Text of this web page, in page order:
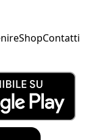
ShopContatti